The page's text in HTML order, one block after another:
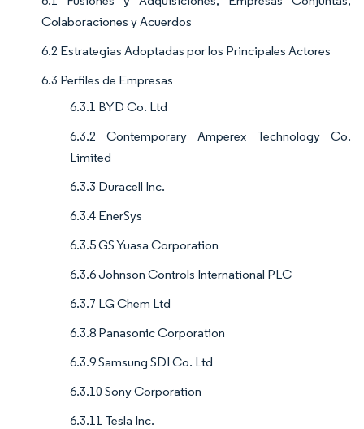
Colaboraciones y Acuerdos
6.2 Estrategias Adoptadas por los Principales Actores
6.3 Perfiles de Empresas
6.3.1 BYD Co. Ltd
6.3.2 Contemporary Amperex Technology Co.
Limited
6.3.3 Duracell Inc.
6.3.4 EnerSys
6.3.5 GS Yuasa Corporation
6.3.6 Johnson Controls International PLC
6.3.7 LG Chem Ltd
6.3.8 Panasonic Corporation
6.3.9 Samsung SDI Co. Ltd
6.3.10 Sony Corporation
6.3.11 Tesla Inc.